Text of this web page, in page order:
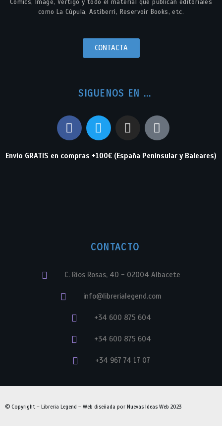
Comics, Image, Vertigo y todo el material que publican editoriales
como La Cúpula, Astiberri, Reservoir Books, etc.
CONTACTA
SIGUENOS EN ...
Envío GRATIS en compras +100€ (España Peninsular y Baleares)
CONTACTO
C. Ríos Rosas, 40 - 02004 Albacete
info@librerialegend.com
+34 600 875 604
+34 600 875 604
+34 967 74 17 07
© Copyright – Libreria Legend – Web diseñada por Nuevas Ideas Web 2023